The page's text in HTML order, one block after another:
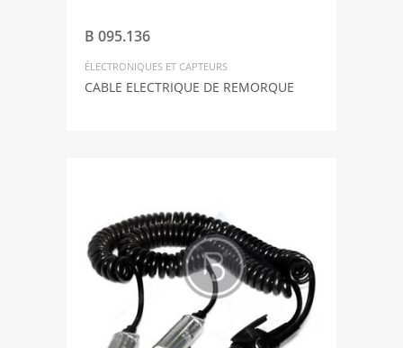
B 095.136
ÉLECTRONIQUES ET CAPTEURS
CABLE ELECTRIQUE DE REMORQUE